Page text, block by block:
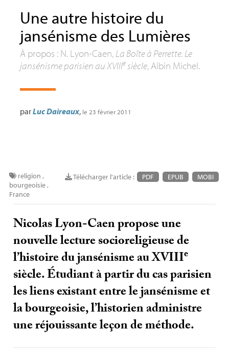
Une autre histoire du
jansénisme des Lumières
À propos : N. Lyon-Caen, La Boîte à Perrette. Le
jansénisme parisien auXVIIIesiècle, Albin Michel.
parLuc Daireaux, le 23 février 2011
Télécharger l'article : PDF EPUB MOBI
religion ,
bourgeoisie,
France
Nicolas Lyon-Caen propose une
nouvelle lecture socioreligieuse de
l’histoire du jansénisme auXVIIIe
siècle. Étudiant à partir du cas parisien
les liens existant entre le jansénisme et
la bourgeoisie, l’historien administre
une réjouissante leçon de méthode.